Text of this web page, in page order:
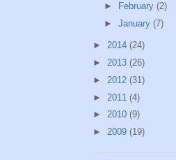
►
February (2)
► January (7)
► 2014 (24)
► 2013 (26)
► 2012 (31)
► 2011 (4)
► 2010 (9)
► 2009 (19)